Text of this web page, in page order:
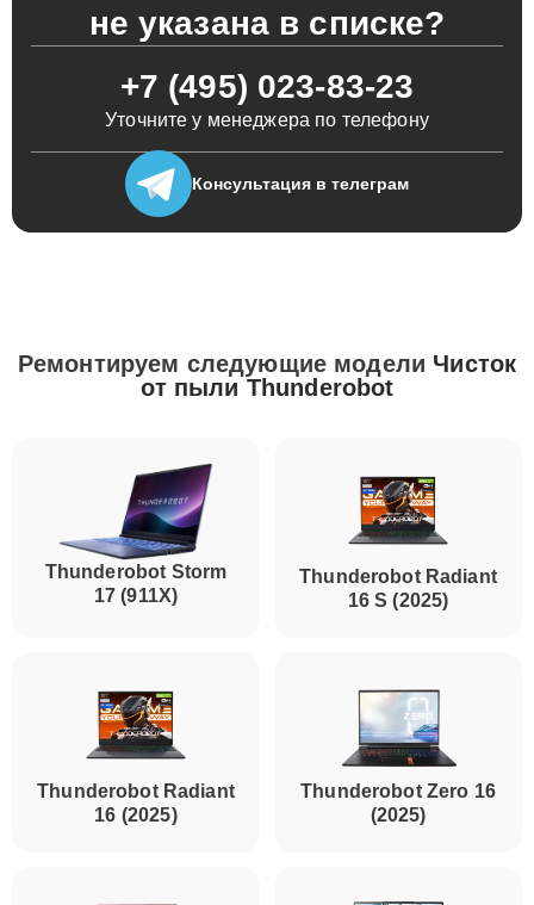
не указана в списке?
+7 (495) 023-83-23
Уточните у менеджера по телефону
Консультация в телеграм
Ремонтируем следующие модели Чисток
от пыли Thunderobot
Thunderobot Storm
17 (911X)
Thunderobot Radiant
16 S (2025)
Thunderobot Radiant
16 (2025)
Thunderobot Zero 16
(2025)